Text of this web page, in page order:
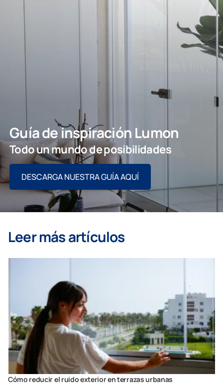
Guía de inspiración Lumon
Todo un mundo de posibilidades
DESCARGA NUESTRA GUÍA AQUÍ
Leer más artículos
Cómo reducir el ruido exterior en terrazas urbanas